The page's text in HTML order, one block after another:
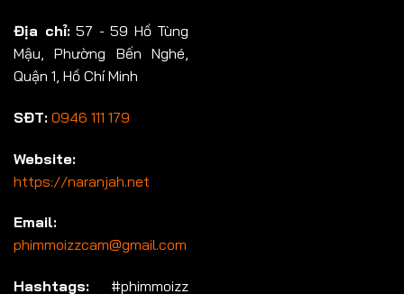
Địa chỉ:57 - 59 Hồ Tùng
Mậu, Phường Bến Nghé,
Quận 1, Hồ Chí Minh
SĐT: 0946 111 179
Website:
https://naranjah.net
Email:
phimmoizzcam@gmail.com
Hashtags: #phimmoizz